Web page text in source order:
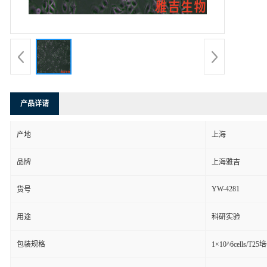
产品详请
产地 上海
品牌 上海雅吉
货号 YW-4281
用途 科研实验
包装规格 1×10^6cells/T25